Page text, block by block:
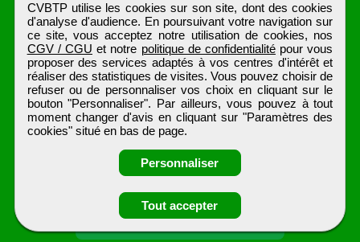
Obtenir ses
coordonnées
CVBTP utilise les cookies sur son site, dont des cookies
d'analyse d'audience. En poursuivant votre navigation sur
ce site, vous acceptez notre utilisation de cookies, nos
CGV / CGU et notre politique de confidentialité pour vous
proposer des services adaptés à vos centres d'intérêt et
réaliser des statistiques de visites. Vous pouvez choisir de
refuser ou de personnaliser vos choix en cliquant sur le
bouton "Personnaliser". Par ailleurs, vous pouvez à tout
moment changer d'avis en cliquant sur "Paramètres des
cookies" situé en bas de page.
Personnaliser
Tout accepter
CVBTP
Tous droits réservés © 1999 - 2026